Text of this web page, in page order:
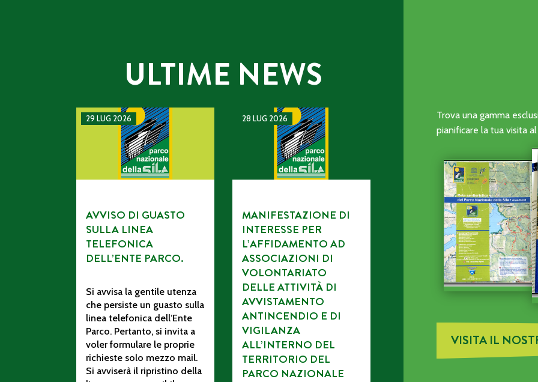
ULTIME NEWS
29 LUG 2026
AVVISO DI GUASTO SULLA LINEA TELEFONICA DELL’ENTE PARCO.
AVVISO DI GUASTO
SULLA LINEA
TELEFONICA
DELL’ENTE PARCO.
Si avvisa la gentile utenza
che persiste un guasto sulla
linea telefonica dell’Ente
Parco. Pertanto, si invita a
voler formulare le proprie
richieste solo mezzo mail.
Si avviserà il ripristino della
28 LUG 2026
MANIFESTAZIONE DI INTERESSE PER L’AFFIDAMENTO AD
MANIFESTAZIONE DI
INTERESSE PER
L’AFFIDAMENTO AD
ASSOCIAZIONI DI
VOLONTARIATO
DELLE ATTIVITÀ DI
AVVISTAMENTO
ANTINCENDIO E DI
VIGILANZA
ALL’INTERNO DEL
TERRITORIO DEL
PARCO NAZIONALE
Trova una gamma
pianificare la tua visita
VISITA IL